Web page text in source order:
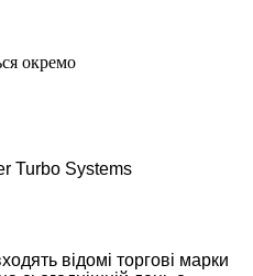
окремо
Turbo Systems
відомі торгові марки